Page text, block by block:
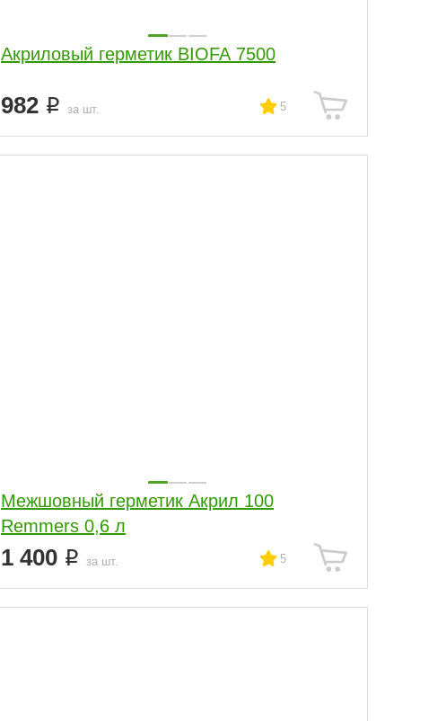
Акриловый герметик BIOFA 7500
982 за шт. 5
Межшовный герметик Акрил 100
Remmers 0,6 л
1 400 за шт. 5